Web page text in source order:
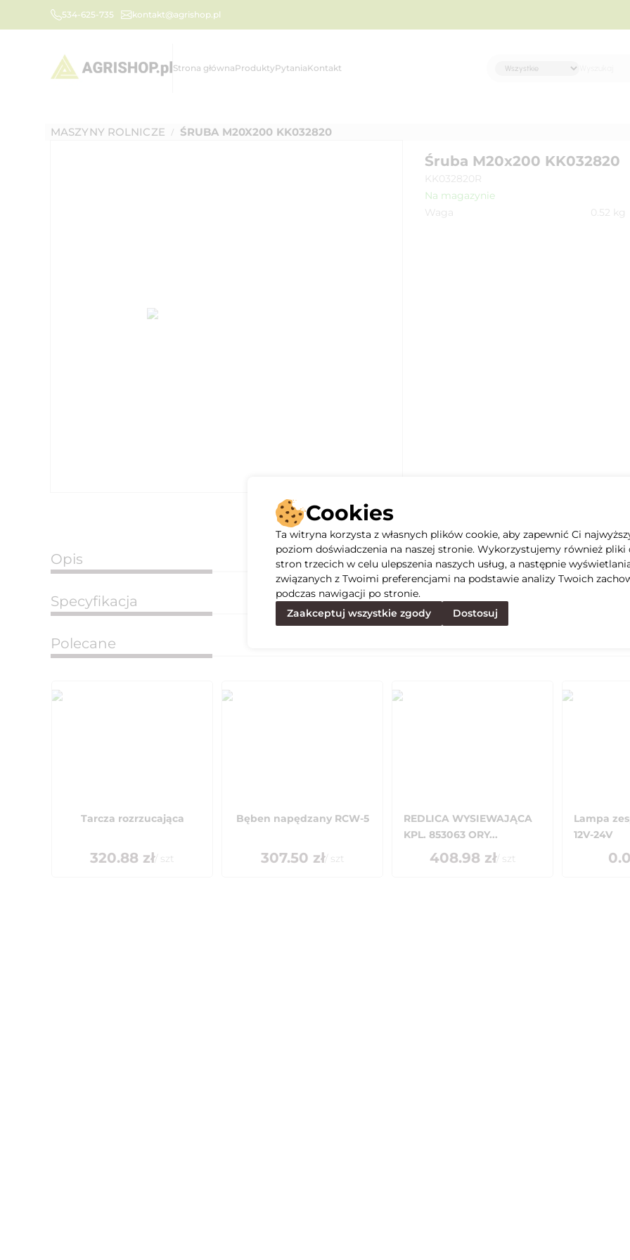
534-625-735 kontakt@agrishop.pl
Strona głównaProduktyPytaniaKontakt
MASZYNY ROLNICZE / ŚRUBA M20X200 KK032820
Śruba M20x200 KK032820
KK032820R
Na magazynie
Waga
0.52 kg
Opis
Specyfikacja
Polecane
Tarcza rozrzucająca
320.88 zł/ szt
Bęben napędzany RCW-5
307.50 zł/ szt
REDLICA WYSIEWAJĄCA
KPL. 853063 ORY...
408.98 zł/ szt
Lampa
12V-24V
Cookies
Ta witryna korzysta z własnych plików cookie, aby zapewnić Ci
poziom doświadczenia na naszej stronie. Wykorzystujemy również pliki
stron trzecich w celu ulepszenia naszych usług, a następnie
związanych z Twoimi preferencjami na podstawie analizy Twoich
podczas nawigacji po stronie.
Zaakceptuj wszystkie zgody
Dostosuj